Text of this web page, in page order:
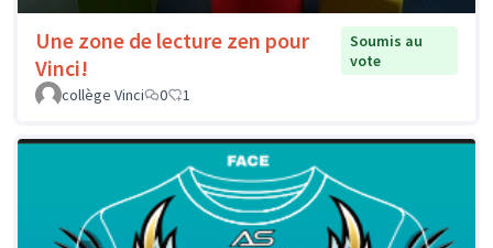
Une zone de lecture zen pour
Vinci!
Soumis au
vote
collège Vinci
0 1